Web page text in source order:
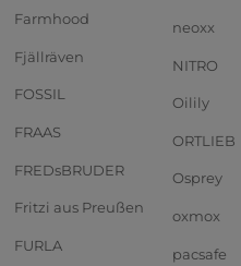
Farmhood
Fjällräven
FOSSIL
FRAAS
FREDsBRUDER
Fritzi aus Preußen
FURLA
neoxx
NITRO
Oilily
ORTLIEB
Osprey
oxmox
pacsafe